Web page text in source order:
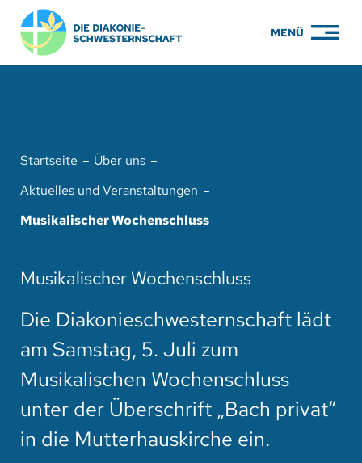
Zum
Inhalt
springen
MENÜ
KARRIERE
ENGAGEMENT
SERVICE
HOTEL
SPENDEN
Startseite
Über uns
Aktuelles und Veranstaltungen
Musikalischer Wochenschluss
Musikalischer Wochenschluss
Die Diakonieschwesternschaft lädt
am Samstag, 5. Juli zum
Musikalischen Wochenschluss
unter der Überschrift „Bach privat“
in die Mutterhauskirche ein.